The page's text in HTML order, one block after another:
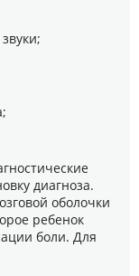
диагноза.
оболочки
ребенок
боли. Для